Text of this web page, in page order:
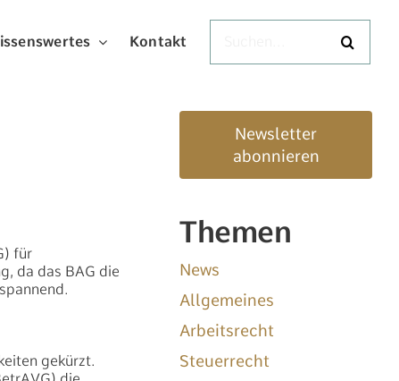
Kontakt
für
da das BAG die
gekürzt.
Newsletter
abonnieren
Themen
News
Allgemeines
Arbeitsrecht
Steuerrecht